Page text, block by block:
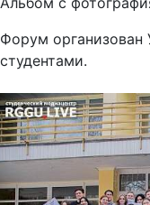
Форум организован
студентами.